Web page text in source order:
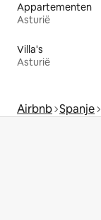
Appartementen
Asturië
Villa's
Asturië
Airbnb Spanje